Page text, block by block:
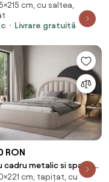
68
cm, cu saltea,
Livrare gratuită
RON
cadru metalic si spatiu
depozitare, 180x200
cm, tapițat, cu